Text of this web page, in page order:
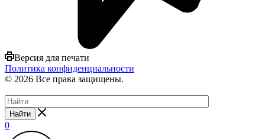
Версия для печати
Политика конфиденциальности
© 2026 Все права защищены.
Найти
0